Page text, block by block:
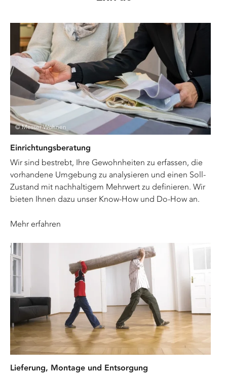
© Messer Wohnen
Einrichtungsberatung
Wir sind bestrebt, Ihre Gewohnheiten zu erfassen, die
vorhandene Umgebung zu analysieren und einen Soll-
Zustand mit nachhaltigem Mehrwert zu definieren. Wir
bieten Ihnen dazu unser Know-How und Do-How an.
Mehr erfahren
Lieferung, Montage und Entsorgung